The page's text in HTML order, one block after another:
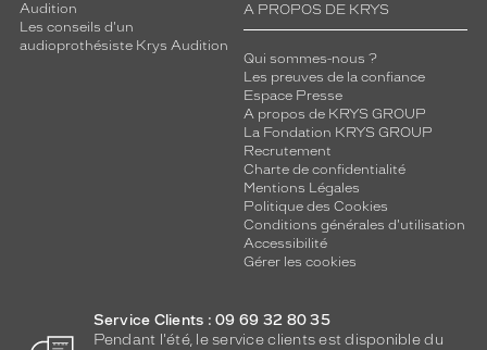
Audition
Les conseils d'un
audioprothésiste Krys Audition
A PROPOS DE KRYS
Qui sommes-nous ?
Les preuves de la confiance
Espace Presse
A propos de KRYS GROUP
La Fondation KRYS GROUP
Recrutement
Charte de confidentialité
Mentions Légales
Politique des Cookies
Conditions générales d'utilisation
Accessibilité
Gérer les cookies
Service Clients : 09 69 32 80 35
Pendant l'été, le service clients est disponible du